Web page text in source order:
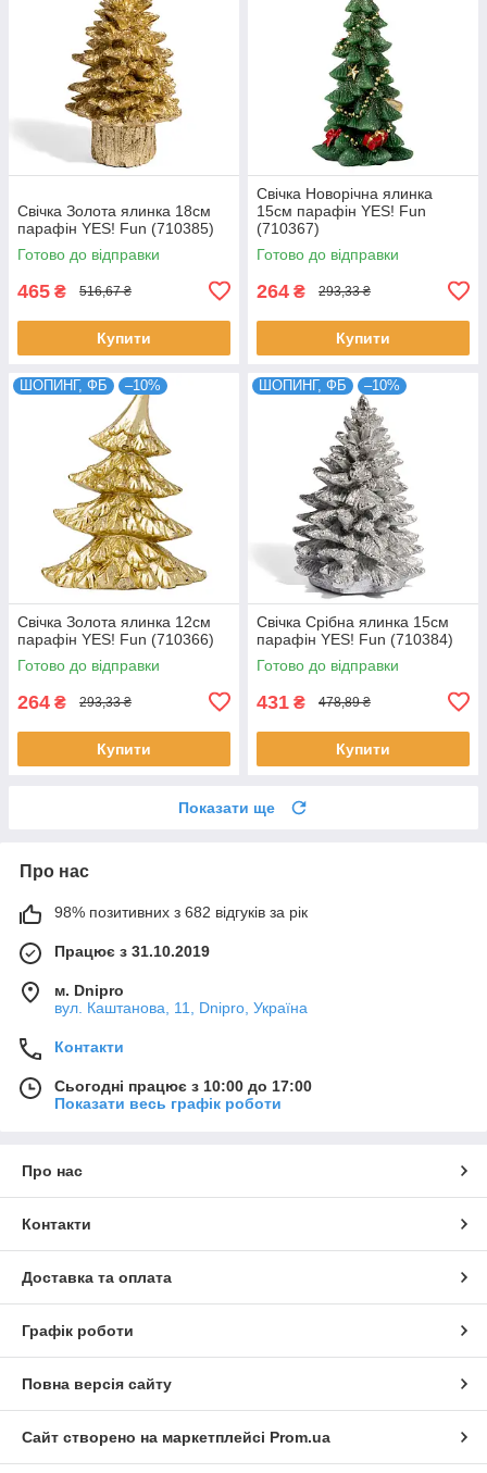
Свічка Золота ялинка 18см
парафін YES! Fun (710385)
Готово до відправки
465 ₴ 516,67 ₴
Купити
Свічка Новорічна ялинка
15см парафін YES! Fun
(710367)
Готово до відправки
264 ₴ 293,33 ₴
Купити
ШОПИНГ, ФБ –10%
Свічка Золота ялинка 12см
парафін YES! Fun (710366)
Готово до відправки
264 ₴ 293,33 ₴
Купити
ШОПИНГ, ФБ –10%
Свічка Срібна ялинка 15см
парафін YES! Fun (710384)
Готово до відправки
431 ₴ 478,89 ₴
Купити
Показати ще
Про нас
98% позитивних з 682 відгуків за рік
Працює з 31.10.2019
м. Dnipro
вул. Каштанова, 11, Dnipro, Україна
Контакти
Сьогодні працює з 10:00 до 17:00
Показати весь графік роботи
Про нас
Контакти
Доставка та оплата
Графік роботи
Повна версія сайту
Сайт створено на маркетплейсі Prom.ua